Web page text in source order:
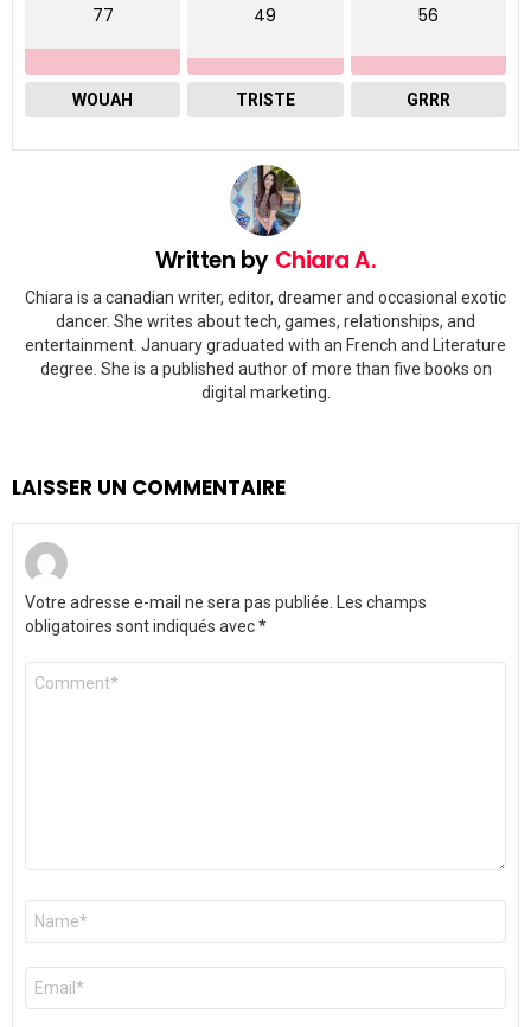
77
WOUAH
49
TRISTE
56
GRRR
Written by Chiara A.
Chiara is a canadian writer, editor, dreamer and occasional exotic
dancer. She writes about tech, games, relationships, and
entertainment. January graduated with an French and Literature
degree. She is a published author of more than five books on
digital marketing.
LAISSER UN COMMENTAIRE
Votre adresse e-mail ne sera pas publiée.
Les champs
obligatoires sont indiqués avec*
Commentaire
Nom
E-
mail
*